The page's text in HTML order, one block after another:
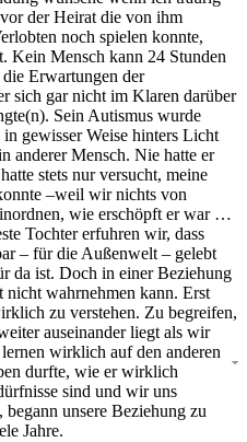
der Heirat die von ihm
noch spielen konnte,
Mensch kann 24 Stunden
Erwartungen der
sich gar nicht im Klaren darüber
Sein Autismus wurde
gewisser Weise hinters Licht
anderer Mensch. Nie hatte er
stets nur versucht, meine
–weil wir nichts von
wie erschöpft er war …
Tochter erfuhren wir, dass
– für die Außenwelt – gelebt
da ist. Doch in einer Beziehung
wahrnehmen kann. Erst
zu verstehen. Zu begreifen,
auseinander liegt als wir
wirklich auf den anderen
durfte, wie er wirklich
sind und wir uns
begann unsere Beziehung zu
Jahre.